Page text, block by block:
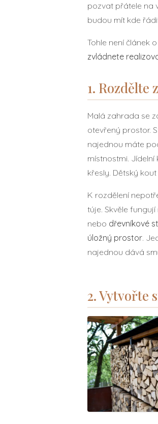
pozvat přátele na
budou mít kde
Tohle není článek
zvládnete
1.
Malá zahrada se
otevřený prostor.
najednou máte
místnostmi.
křesly. Dětský
K rozdělení
túje. Skvěle
nebo dřevníkové
úložný prostor.
najednou dává
2. Vytvořte